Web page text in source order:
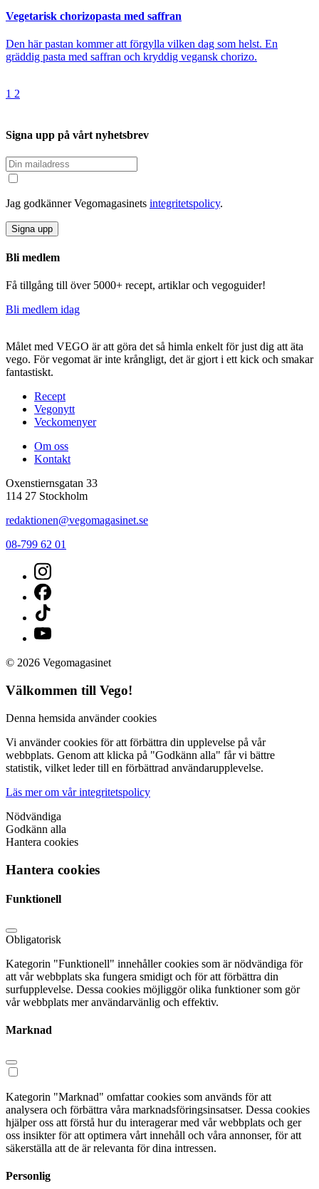
Vegetarisk chorizopasta med saffran
Den här pastan kommer att förgylla vilken dag som helst. En
gräddig pasta med saffran och kryddig vegansk chorizo.
1 2
Signa upp på vårt nyhetsbrev
Jag godkänner Vegomagasinets integritetspolicy.
Signa upp
Bli medlem
Få tillgång till över 5000+ recept, artiklar och vegoguider!
Bli medlem idag
Målet med VEGO är att göra det så himla enkelt för just dig att äta
vego. För vegomat är inte krångligt, det är gjort i ett kick och smakar
fantastiskt.
Recept
Vegonytt
Veckomenyer
Om oss
Kontakt
Oxenstiernsgatan 33
114 27 Stockholm
redaktionen@vegomagasinet.se
08-799 62 01
© 2026 Vegomagasinet
Välkommen till Vego!
Denna hemsida använder cookies
Vi använder cookies för att förbättra din upplevelse på vår
webbplats. Genom att klicka på "Godkänn alla" får vi bättre
statistik, vilket leder till en förbättrad användarupplevelse.
Läs mer om vår integritetspolicy
Nödvändiga
Godkänn alla
Hantera cookies
Hantera cookies
Funktionell
Obligatorisk
Kategorin "Funktionell" innehåller cookies som är nödvändiga för
att vår webbplats ska fungera smidigt och för att förbättra din
surfupplevelse. Dessa cookies möjliggör olika funktioner som gör
vår webbplats mer användarvänlig och effektiv.
Marknad
Kategorin "Marknad" omfattar cookies som används för att
analysera och förbättra våra marknadsföringsinsatser. Dessa cookies
hjälper oss att förstå hur du interagerar med vår webbplats och ger
oss insikter för att optimera vårt innehåll och våra annonser, för att
säkerställa att de är relevanta för dina intressen.
Personlig